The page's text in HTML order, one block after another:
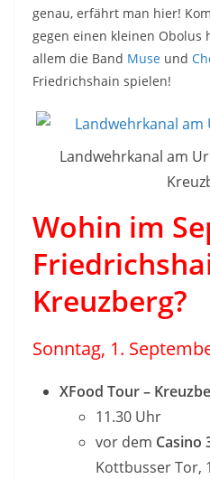
genau, erfährt man hier!
gegen einen kleinen Obolus
allem die Band Muse und
Friedrichshain spielen!
Landwehrkanal am
Wohin im
Kreuzberg?
Sonntag, 1.
XFood Tour –
11.30 Uhr
vor dem Casino
Kottbusser Tor,